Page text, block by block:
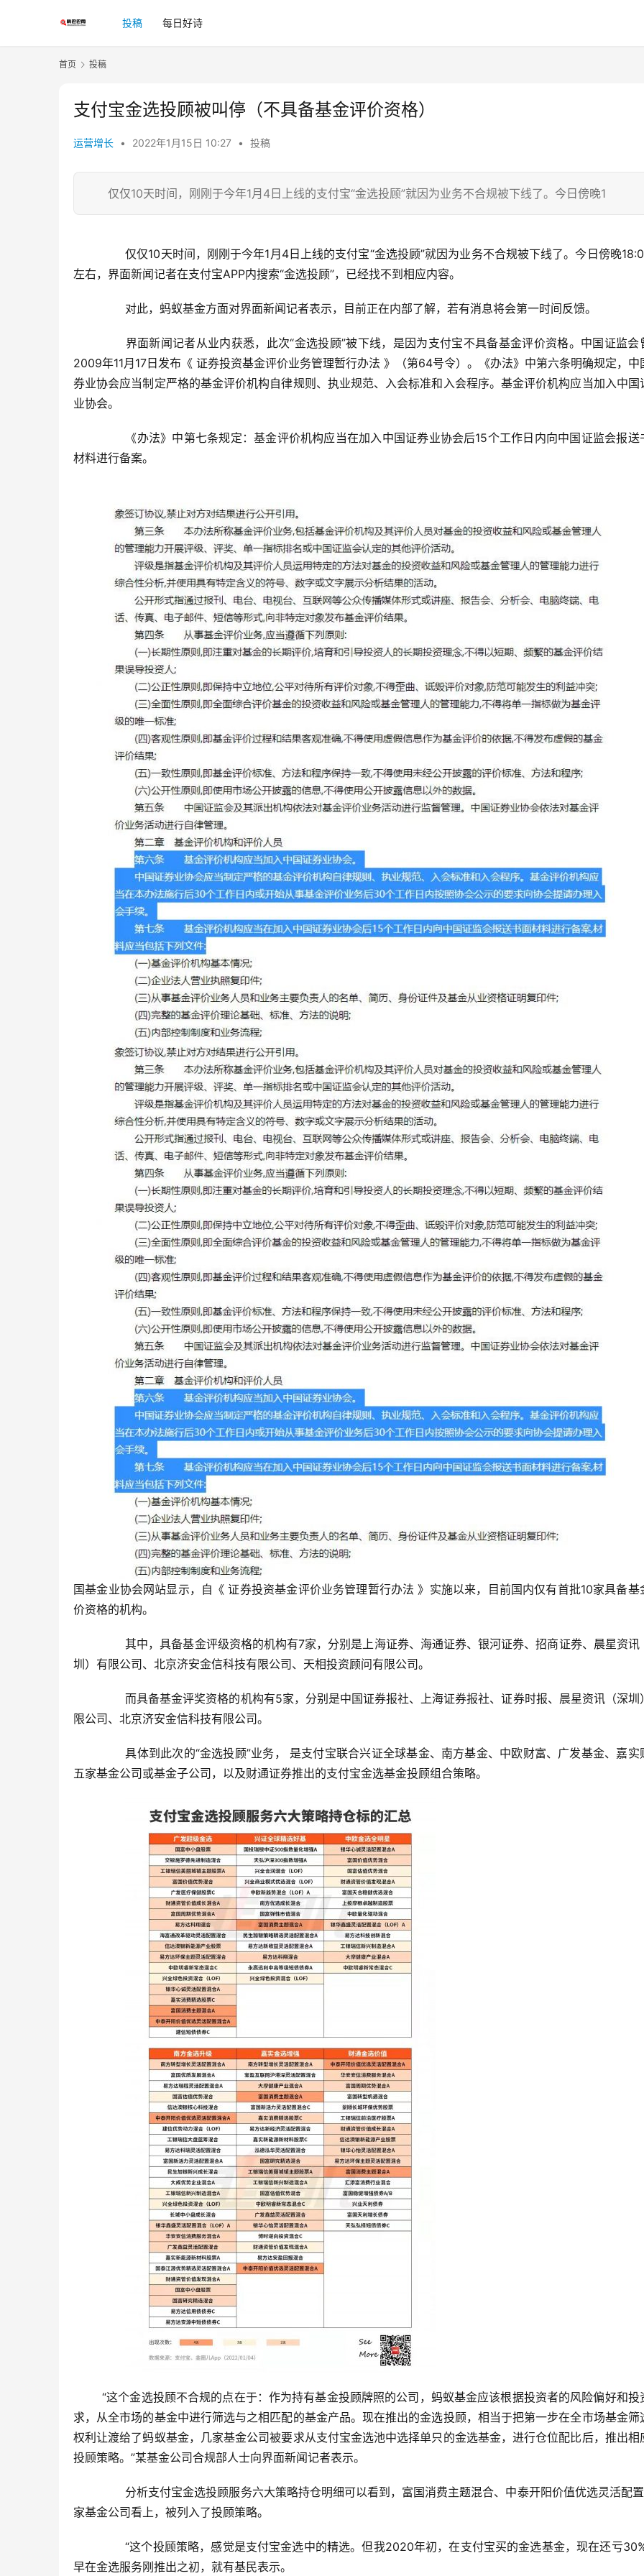
投稿 每日好诗
首页 投稿
支付宝金选投顾被叫停（不具备基金评价资格）
运营增长 • 2022年1月15日 10:27 • 投稿
仅仅10天时间，刚刚于今年1月4日上线的支付宝“金选投顾”就因为业务不合规被下线了。今日傍晚1
左右，界面新闻记者在支付宝APP内搜索“金选投顾”，已经找不到相应内容。
	  对此，蚂蚁基金方面对界面新闻记者表示，目前正在内部了解，若有消息将会第一时间反馈。
2009年11月17日发布《 证券投资基金评价业务管理暂行办法 》（第64号令）。《办法》中第六条明确规定，中
券业协会应当制定严格的基金评价机构自律规则、执业规范、入会标准和入会程序。基金评价机构应当加入中国
业协会。
材料进行备案。
国基金业协会网站显示，自《 证券投资基金评价业务管理暂行办法 》实施以来，目前国内仅有首批10家具备基
价资格的机构。
圳）有限公司、北京济安金信科技有限公司、天相投资顾问有限公司。
限公司、北京济安金信科技有限公司。
五家基金公司或基金子公司，以及财通证券推出的支付宝金选基金投顾组合策略。
	“这个金选投顾不合规的点在于：作为持有基金投顾牌照的公司，蚂蚁基金应该根据投资者的风险偏好和投资需
求，从全市场的基金中进行筛选与之相匹配的基金产品。现在推出的金选投顾，相当于把第一步在全市场基金筛
权利让渡给了蚂蚁基金，几家基金公司被要求从支付宝金选池中选择单只的金选基金，进行仓位配比后，推出相
投顾策略。”某基金公司合规部人士向界面新闻记者表示。
家基金公司看上，被列入了投顾策略。
早在金选服务刚推出之初，就有基民表示。